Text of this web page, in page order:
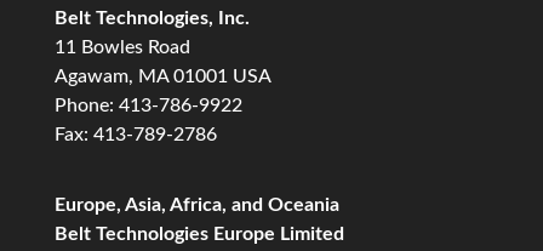
Belt Technologies, Inc.
11 Bowles Road
Agawam, MA 01001 USA
Phone: 413-786-9922
Fax: 413-789-2786
Europe, Asia, Africa, and Oceania
Belt Technologies Europe Limited